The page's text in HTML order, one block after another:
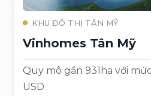
KHU ĐÔ THỊ TÂN MỸ
Vinhomes Tân Mỹ
Quy mô gần 931ha với
USD